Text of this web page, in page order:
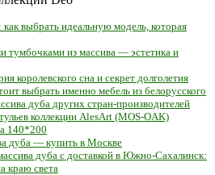
как выбрать идеальную модель, которая
тумбочками из массива — эстетика и
королевского сна и секрет долголетия
выбрать именно мебель из белорусского
дуба других стран-производителей
коллекции AlesArt (MOS-OAK)
140*200
дуба — купить в Москве
дуба с доставкой в Южно-Сахалинск:
краю света